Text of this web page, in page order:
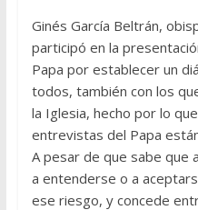
Ginés García Beltrán,
participó en la
Papa por establecer un
todos, también con los
la Iglesia, hecho por lo
entrevistas del Papa
A pesar de que sabe que
a entenderse o a
ese riesgo, y concede